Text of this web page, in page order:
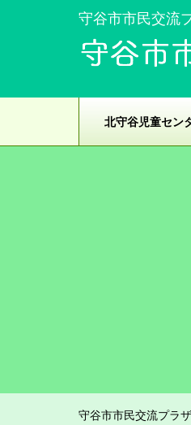
守谷市市民交流
北守谷児童セン
守谷市市民交流プラ